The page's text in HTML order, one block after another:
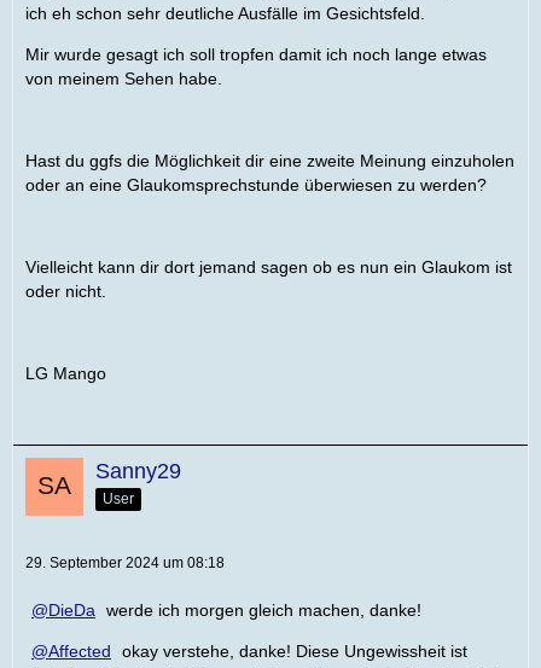
ich eh schon sehr deutliche Ausfälle im Gesichtsfeld.
Mir wurde gesagt ich soll tropfen damit ich noch lange etwas
von meinem Sehen habe.
Hast du ggfs die Möglichkeit dir eine zweite Meinung einzuholen
oder an eine Glaukomsprechstunde überwiesen zu werden?
Vielleicht kann dir dort jemand sagen ob es nun ein Glaukom ist
oder nicht.
LG Mango
Sanny29
User
29. September 2024 um 08:18
DieDa werde ich morgen gleich machen, danke!
Affected
okay verstehe, danke! Diese Ungewissheit ist